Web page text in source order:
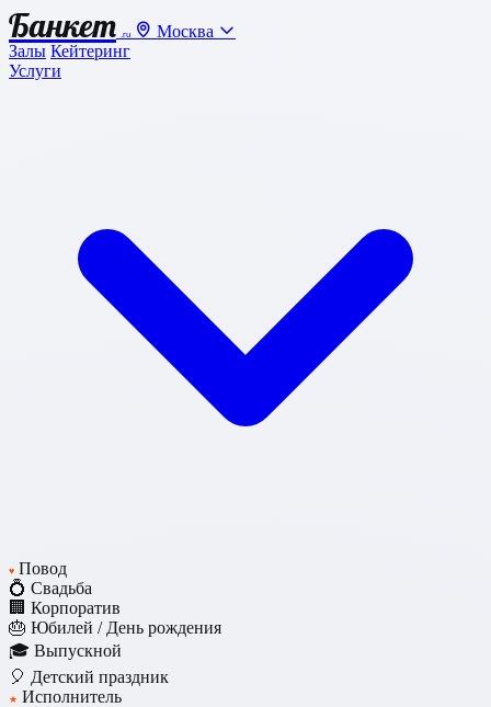
Банкет .ru
Москва
Залы Кейтеринг
Услуги
♥ Повод
💍 Свадьба
🏢 Корпоратив
🎂 Юбилей / День рождения
🎓 Выпускной
🎈 Детский праздник
★ Исполнитель